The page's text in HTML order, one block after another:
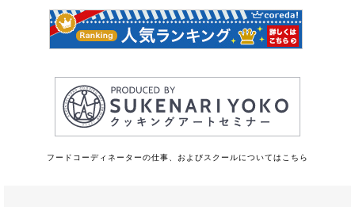
フードコーディネーターの仕事、およびスクールについてはこちら